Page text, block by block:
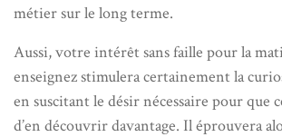
métier sur le long terme.
Aussi, votre intérêt sans faille pour la
enseignez stimulera certainement la
en suscitant le désir nécessaire pour que
d’en découvrir davantage. Il éprouvera